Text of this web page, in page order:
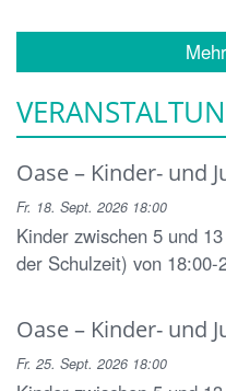
Oase – Kinder- und
Fr. 18. Sept. 2026 18:00
Kinder zwischen 5 und
der Schulzeit) von
Oase – Kinder- und
Fr. 25. Sept. 2026 18:00